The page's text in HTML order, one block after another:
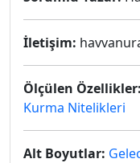
İletişim:
Ölçülen Özellikler:
Kurma Nitelikleri
Alt Boyutlar: